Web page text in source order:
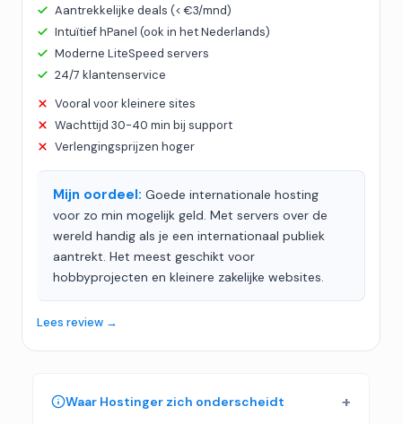
Aantrekkelijke deals (< €3/mnd)
Intuïtief hPanel (ook in het Nederlands)
Moderne LiteSpeed servers
24/7 klantenservice
Vooral voor kleinere sites
Wachttijd 30-40 min bij support
Verlengingsprijzen hoger
Mijn oordeel: Goede internationale hosting
voor zo min mogelijk geld. Met servers over de
wereld handig als je een internationaal publiek
aantrekt. Het meest geschikt voor
hobbyprojecten en kleinere zakelijke websites.
Lees review →
Waar Hostinger zich onderscheidt